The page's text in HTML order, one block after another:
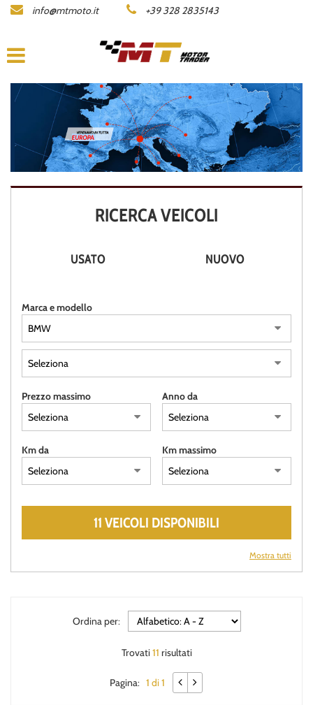
LISTA MOTO
AZIENDA
ACQUISTIAMO LA TUA MOTO
CONTATTI
AREA COMMERCIANTI
info@mtmoto.it +39 328 2835143
RICERCA VEICOLI
USATO NUOVO
Marca e modello
Prezzo massimo Anno da
Km da Km massimo
11 VEICOLI DISPONIBILI
Mostra tutti
Ordina per:
Trovati 11 risultati
Pagina:1 di 1